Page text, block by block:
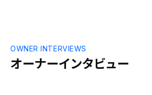
オーナーインタビュー
OWNER INTERVIEWS